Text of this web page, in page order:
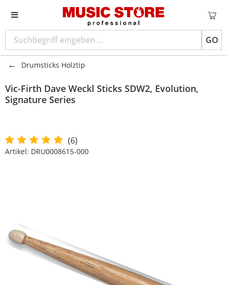
GO
Drumsticks Holztip
Vic-Firth Dave Weckl Sticks SDW2, Evolution,
Signature Series
(6)
Artikel: DRU0008615-000